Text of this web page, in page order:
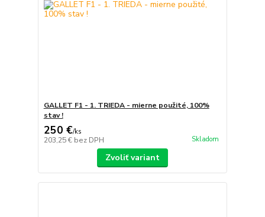
GALLET F1 - 1. TRIEDA - mierne použité, 100%
stav !
250 €/ks
203,25 € bez DPH Skladom
Zvoliť variant